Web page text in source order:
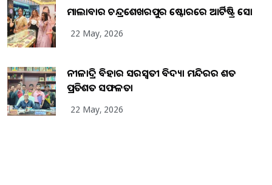
ମାଲାବାର ଚନ୍ଦ୍ରଶେଖରପୁର ଷ୍ଟୋରରେ ଆର୍ଟିଷ୍ଟ୍ରି ସୋ
22 May, 2026
ନୀଳାଦ୍ରି ବିହାର ସରସ୍ୱତୀ ବିଦ୍ୟା ମନ୍ଦିରର ଶତ
ପ୍ରତିଶତ ସଫଳତା
22 May, 2026